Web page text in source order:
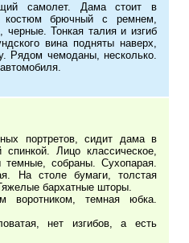
самолет. Дама стоит в
костюм брючный с ремнем,
черные. Тонкая талия и изгиб
вина подняты наверх,
Рядом чемоданы, несколько.
портретов, сидит дама в
Лицо классическое,
собраны. Сухопарая.
На столе бумаги, толстая
бархатные шторы.
воротником, темная юбка.
нет изгибов, а есть